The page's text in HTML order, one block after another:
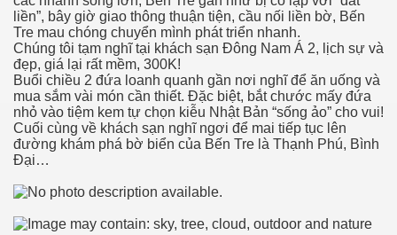
liền”, bây giờ giao thông thuận tiện, cầu nối liền bờ, Bến
Tre mau chóng chuyển mình phát triển nhanh.
Chúng tôi tạm nghĩ tại khách sạn Đông Nam Á 2, lịch sự và
đẹp, giá lại rất mềm, 300K!
Buổi chiều 2 đứa loanh quanh gần nơi nghĩ để ăn uống và
mua sắm vài món cần thiết. Đặc biệt, bắt chước mấy đứa
nhỏ vào tiệm kem tự chọn kiễu Nhật Bản “sống ảo” cho vui!
Cuối cùng về khách sạn nghĩ ngơi để mai tiếp tục lên
đường khám phá bờ biển của Bến Tre là Thạnh Phú, Bình
Đại…
9
10
11